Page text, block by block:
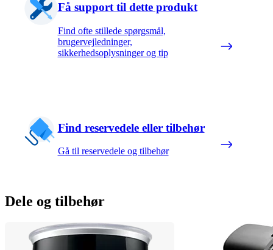
Få support til dette produkt
Find ofte stillede spørgsmål,
brugervejledninger,
sikkerhedsoplysninger og tip
Find reservedele eller tilbehør
Gå til reservedele og tilbehør
Dele og tilbehør